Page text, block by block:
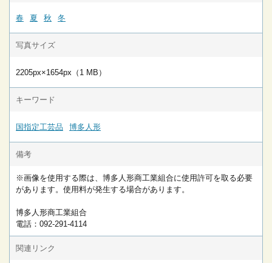
春 夏 秋 冬
写真サイズ
2205px×1654px（1 MB）
キーワード
国指定工芸品 博多人形
備考
※画像を使用する際は、博多人形商工業組合に使用許可を取る必要
があります。使用料が発生する場合があります。
博多人形商工業組合
電話：092-291-4114
関連リンク